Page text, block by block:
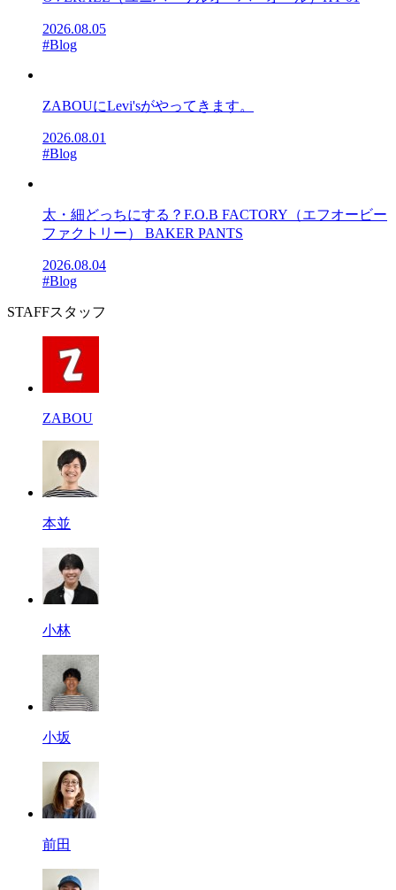
2026.08.05
#Blog
ZABOUにLevi'sがやってきます。
2026.08.01
#Blog
太・細どっちにする？F.O.B FACTORY（エフオービー
ファクトリー） BAKER PANTS
2026.08.04
#Blog
STAFFスタッフ
ZABOU
本並
小林
小坂
前田